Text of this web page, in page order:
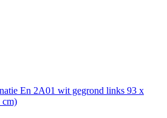
En 2A01 wit gegrond links 93 x
cm)